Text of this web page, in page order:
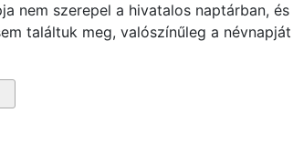
nem szerepel a hivatalos naptárban,
találtuk meg, valószínűleg a